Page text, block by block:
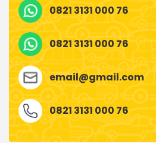
0821 3131 000 76
0821 3131 000 76
email@gmail.com
0821 3131 000 76